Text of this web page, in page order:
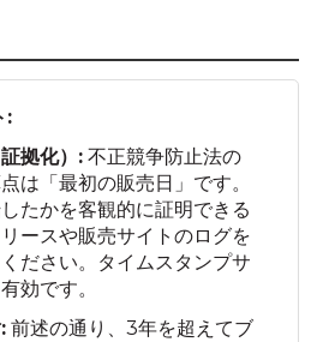
:
拠化）: 不正競争防止法の
は「最初の販売日」です。
たかを客観的に証明できる
ースや販売サイトのログを
ださい。タイムスタンプサ
効です。
前述の通り、3年を超えてブ